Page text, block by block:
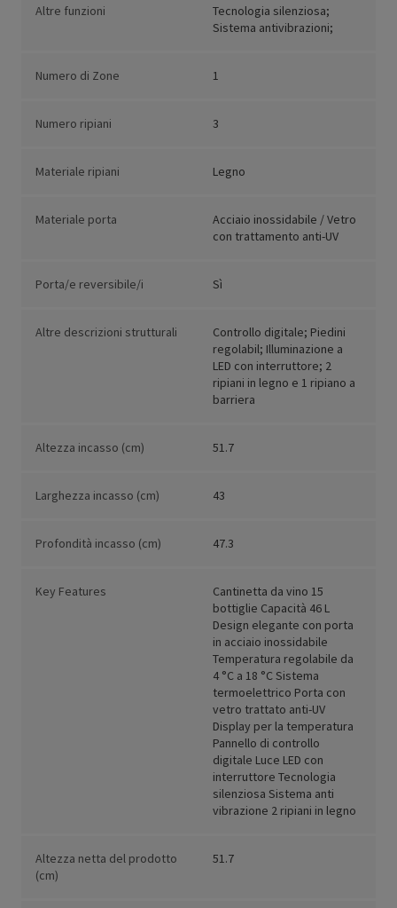
Altre funzioni
Tecnologia silenziosa;
Sistema antivibrazioni;
Numero di Zone 1
Numero ripiani 3
Materiale ripiani Legno
Materiale porta
Acciaio inossidabile / Vetro
con trattamento anti-UV
Porta/e reversibile/i Sì
Altre descrizioni strutturali
Controllo digitale; Piedini
regolabil; Illuminazione a
LED con interruttore; 2
ripiani in legno e 1 ripiano a
barriera
Altezza incasso (cm) 51.7
Larghezza incasso (cm) 43
Profondità incasso (cm) 47.3
Key Features
Cantinetta da vino 15
bottiglie Capacità 46 L
Design elegante con porta
in acciaio inossidabile
Temperatura regolabile da
4 °C a 18 °C Sistema
termoelettrico Porta con
vetro trattato anti-UV
Display per la temperatura
Pannello di controllo
digitale Luce LED con
interruttore Tecnologia
silenziosa Sistema anti
vibrazione 2 ripiani in legno
Altezza netta del prodotto
(cm)
51.7